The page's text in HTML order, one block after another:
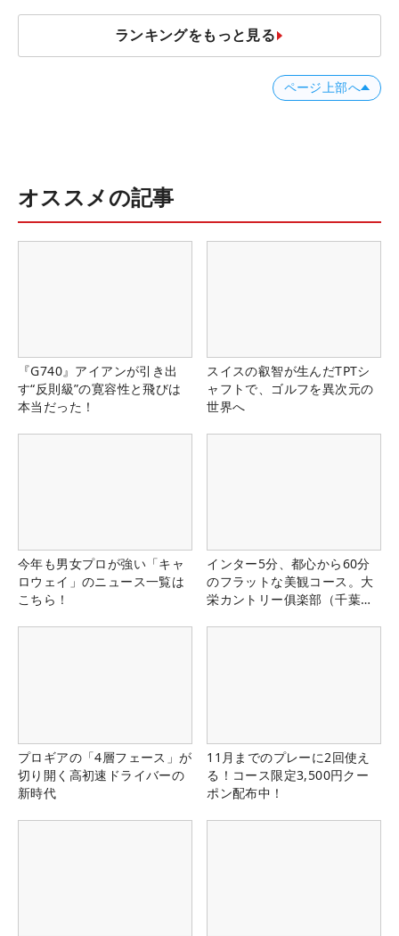
ランキングをもっと見る
ページ上部へ
オススメの記事
『G740』アイアンが引き出
す“反則級”の寛容性と飛びは
本当だった！
スイスの叡智が生んだTPTシ
ャフトで、ゴルフを異次元の
世界へ
今年も男女プロが強い「キャ
ロウェイ」のニュース一覧は
こちら！
インター5分、都心から60分
のフラットな美観コース。大
栄カントリー俱楽部（千葉
プロギアの「4層フェース」が
切り開く高初速ドライバーの
新時代
11月までのプレーに2回使え
る！コース限定3,500円クー
ポン配布中！